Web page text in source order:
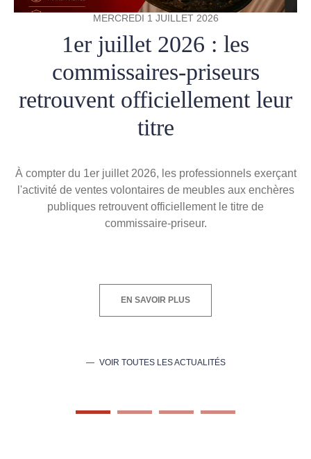
MERCREDI 1 JUILLET 2026
1er juillet 2026 : les
commissaires-priseurs
retrouvent officiellement leur
titre
À compter du 1er juillet 2026, les professionnels exerçant
l'activité de ventes volontaires de meubles aux enchères
publiques retrouvent officiellement le titre de
commissaire-priseur.
EN SAVOIR PLUS
VOIR TOUTES LES ACTUALITÉS